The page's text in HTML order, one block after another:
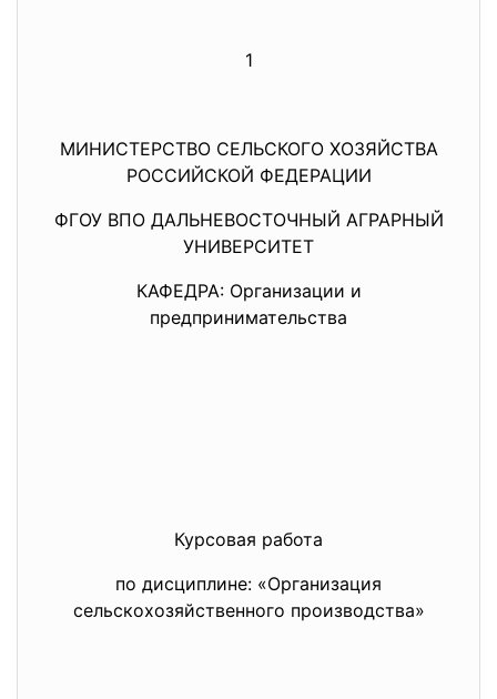
1
МИНИСТЕРСТВО СЕЛЬСКОГО ХОЗЯЙСТВА
РОССИЙСКОЙ ФЕДЕРАЦИИ
ФГОУ ВПО ДАЛЬНЕВОСТОЧНЫЙ АГРАРНЫЙ
УНИВЕРСИТЕТ
КАФЕДРА: Организации и
предпринимательства
Курсовая работа
по дисциплине: «Организация
сельскохозяйственного производства»